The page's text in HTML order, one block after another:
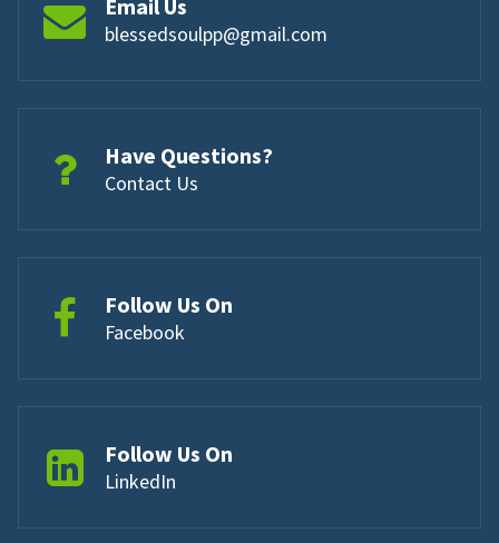
Email Us
blessedsoulpp@gmail.com
Have Questions?
Contact Us
Follow Us On
Facebook
Follow Us On
LinkedIn